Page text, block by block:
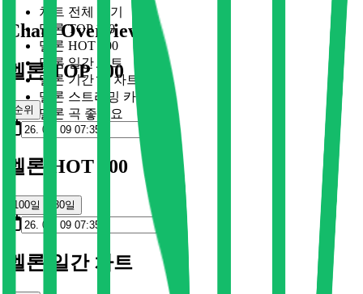
차트 전체 보기
멜론 TOP 100
멜론 HOT 100
멜론 일간 차트
멜론 기간 별 차트
멜론 스트리밍 카드
멜론 곡 좋아요
Chart Overview
멜론 TOP 100
순위
멜론 HOT 100
100일 30일
멜론 일간 차트